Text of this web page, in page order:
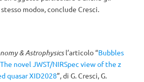
modo», conclude Cresci.
& Astrophysicsl’articolo “Bubbles
novel JWST/NIRSpec view of the z
quasar XID2028”, di G. Cresci, G.